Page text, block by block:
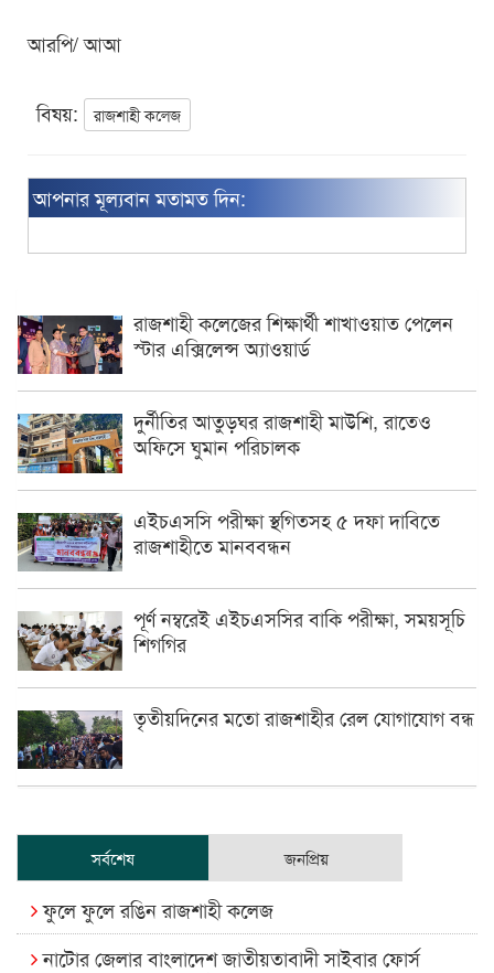
আরপি/ আআ
বিষয়: রাজশাহী কলেজ
আপনার মূল্যবান মতামত দিন:
রাজশাহী কলেজের শিক্ষার্থী শাখাওয়াত পেলেন
স্টার এক্সিলেন্স অ্যাওয়ার্ড
দুর্নীতির আতুড়ঘর রাজশাহী মাউশি, রাতেও
অফিসে ঘুমান পরিচালক
এইচএসসি পরীক্ষা স্থগিতসহ ৫ দফা দাবিতে
রাজশাহীতে মানববন্ধন
পূর্ণ নম্বরেই এইচএসসির বাকি পরীক্ষা, সময়সূচি
শিগগির
তৃতীয়দিনের মতো রাজশাহীর রেল যোগাযোগ বন্ধ
সর্বশেষ জনপ্রিয়
ফুলে ফুলে রঙিন রাজশাহী কলেজ
নাটোর জেলার বাংলাদেশ জাতীয়তাবাদী সাইবার ফোর্স